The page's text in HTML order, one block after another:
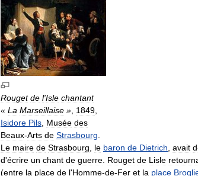
Rouget de l'Isle chantant
« La Marseillaise » 1849
Isidore Pils Musée des
Beaux-Arts de Strasbourg
Le maire de Strasbourg le baron de Dietrich avait
d'écrire un chant de guerre Rouget de Lisle
(entre la place de l'Homme-de-Fer et la place